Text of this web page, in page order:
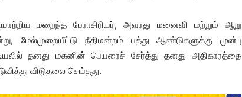
மறைந்த பேராசிரியர், அவரது மனைவி மற்றும் ஆறு
மேல்முறையீட்டு நீதிமன்றம் பத்து ஆண்டுகளுக்கு முன்பு
தனது மகனின் பெயரைச் சேர்த்து தனது அதிகாரத்தை
விடுதலை செய்தது.